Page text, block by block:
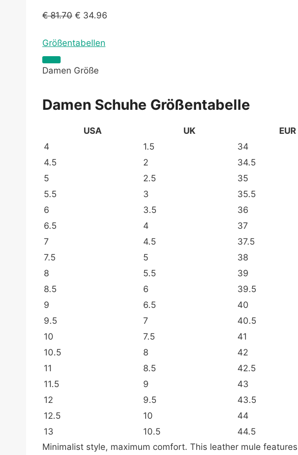
€81.70 € 34.96
Größentabellen
Damen Größe
Damen Schuhe Größentabelle
USA UK EUR
4
1.5
34
4.5
2
34.5
5
2.5
35
5.5
3
35.5
6
3.5 36
6.5
4 37
7
4.5 37.5
7.5
5 38
8
5.5 39
8.5
6 39.5
9
6.5 40
9.5
7 40.5
10
7.5 41
10.5
8
42
11
8.5
42.5
11.5
9
43
12
9.5
43.5
12.5
10
44
13
10.5
44.5
Minimalist style, maximum comfort. This leather mule